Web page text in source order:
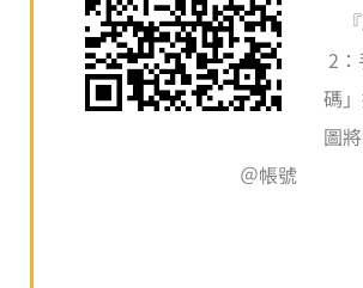
2
碼
圖
＠帳號